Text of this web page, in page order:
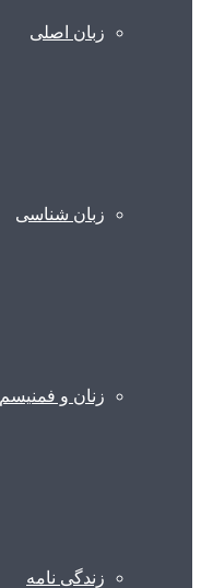
زبان اصلی
زبان شناسی
زنان و فمنیسم
زندگی نامه